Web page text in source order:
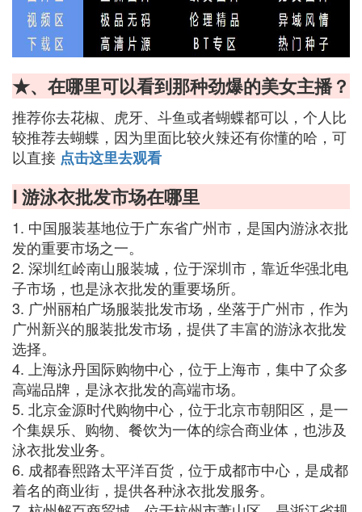
★、在哪里可以看到那种劲爆的美女主播？
推荐你去花椒、虎牙、斗鱼或者蝴蝶都可以，个人比
较推荐去蝴蝶，因为里面比较火辣还有你懂的哈，可
以直接 点击这里去观看
Ⅰ 游泳衣批发市场在哪里
1. 中国服装基地位于广东省广州市，是国内游泳衣批
发的重要市场之一。
2. 深圳红岭南山服装城，位于深圳市，靠近华强北电
子市场，也是泳衣批发的重要场所。
3. 广州丽柏广场服装批发市场，坐落于广州市，作为
广州新兴的服装批发市场，提供了丰富的游泳衣批发
选择。
4. 上海泳丹国际购物中心，位于上海市，集中了众多
高端品牌，是泳衣批发的高端市场。
5. 北京金源时代购物中心，位于北京市朝阳区，是一
个集娱乐、购物、餐饮为一体的综合商业体，也涉及
泳衣批发业务。
6. 成都春熙路太平洋百货，位于成都市中心，是成都
着名的商业街，提供各种泳衣批发服务。